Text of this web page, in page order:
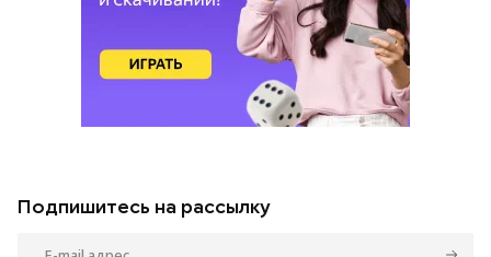
Подпишитесь на рассылку